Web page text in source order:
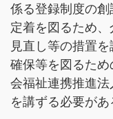
係る登録制度の
定着を図るため
見直し等の措置
確保等を図るた
会福祉連携推進
を講ずる必要が